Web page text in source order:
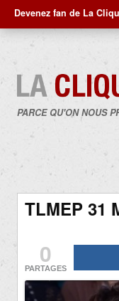
Devenez fan de La
PARCE QU'ON NOUS
TLMEP 31
0
PARTAGES